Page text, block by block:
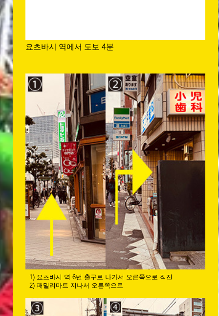
요츠바시 역에서 도보 4분
1) 요츠바시 역 6번 출구로 나가서 오른쪽으로 직진
2) 패밀리마트 지나서 오른쪽으로